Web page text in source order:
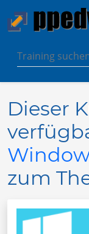
Dieser
zum